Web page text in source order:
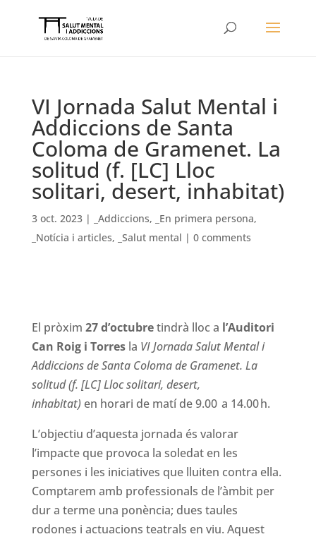
VI Jornada Salut Mental i
Addiccions de Santa
Coloma de Gramenet. La
solitud (f. [LC] Lloc
solitari, desert, inhabitat)
3 oct. 2023| _Addiccions, _En primera persona,
_Notícia i articles, _Salut mental | 0 comments
El pròxim 27 d’octubretindrà lloc a l’Auditori
Can Roig i Torresla VI Jornada Salut Mental i
Addiccions de Santa Coloma de Gramenet. La
solitud (f. [LC] Lloc solitari, desert,
inhabitat) en horari de matí de 9.00 a 14.00 h.
L’objectiu d’aquesta jornada és valorar
l’impacte que provoca la soledat en les
persones i les iniciatives que lluiten contra ella.
Comptarem amb professionals de l’àmbit per
dur a terme una ponència; dues taules
rodones i actuacions teatrals en viu. Aquest